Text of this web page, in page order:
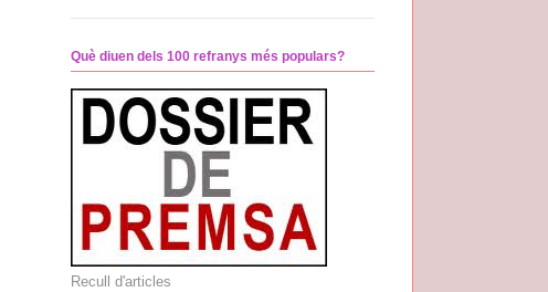
Què diuen dels 100 refranys més populars?
Recull d'articles